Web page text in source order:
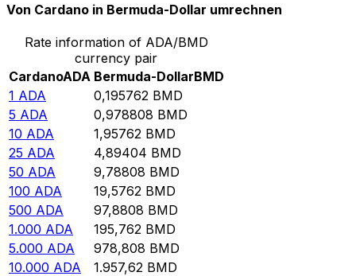
Von Cardano in Bermuda-Dollar umrechnen
Rate information of ADA/BMD
currency pair
CardanoADA Bermuda-DollarBMD
1 ADA 0,195762 BMD
5 ADA 0,978808 BMD
10 ADA 1,95762 BMD
25 ADA 4,89404 BMD
50 ADA 9,78808 BMD
100 ADA 19,5762 BMD
500 ADA 97,8808 BMD
1.000 ADA 195,762 BMD
5.000 ADA 978,808 BMD
10.000 ADA 1.957,62 BMD